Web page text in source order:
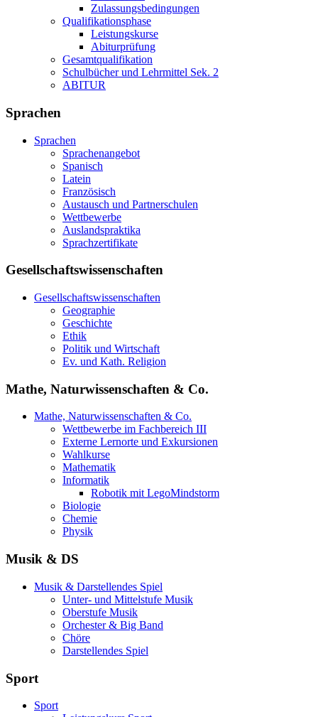
Zulassungsbedingungen
Qualifikationsphase
Leistungskurse
Abiturprüfung
Gesamtqualifikation
Schulbücher und Lehrmittel Sek. 2
ABITUR
Sprachen
Sprachen
Sprachenangebot
Spanisch
Latein
Französisch
Austausch und Partnerschulen
Wettbewerbe
Auslandspraktika
Sprachzertifikate
Gesellschaftswissenschaften
Gesellschaftswissenschaften
Geographie
Geschichte
Ethik
Politik und Wirtschaft
Ev. und Kath. Religion
Mathe, Naturwissenschaften & Co.
Mathe, Naturwissenschaften & Co.
Wettbewerbe im Fachbereich III
Externe Lernorte und Exkursionen
Wahlkurse
Mathematik
Informatik
Robotik mit LegoMindstorm
Biologie
Chemie
Physik
Musik & DS
Musik & Darstellendes Spiel
Unter- und Mittelstufe Musik
Oberstufe Musik
Orchester & Big Band
Chöre
Darstellendes Spiel
Sport
Sport